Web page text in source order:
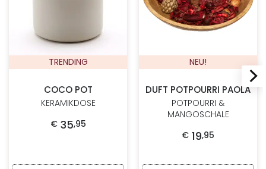
TRENDING
COCO POT
KERAMIKDOSE
€ 35,95
NEU!
DUFT POTPOURRI PAOLA
POTPOURRI &
MANGOSCHALE
€ 19,95